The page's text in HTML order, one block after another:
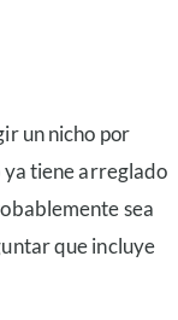
un nicho por
ya tiene arreglado
sea
que incluye